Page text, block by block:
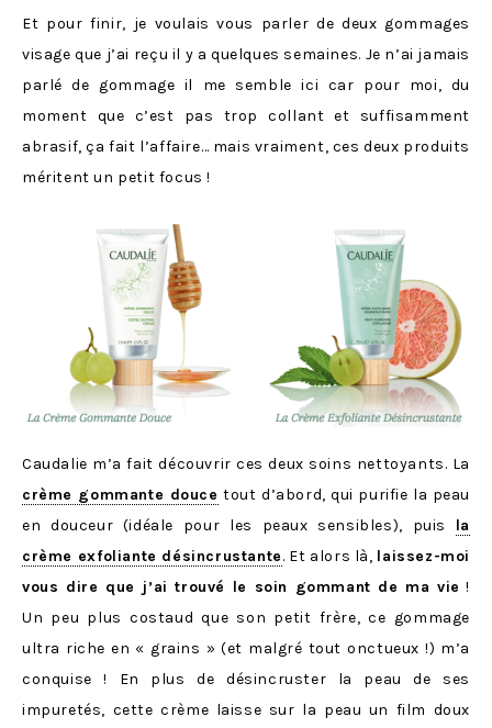
Et pour finir, je voulais vous parler de deux gommages
visage que j’ai reçu il y a quelques semaines. Je n’ai jamais
parlé de gommage il me semble ici car pour moi, du
moment que c’est pas trop collant et suffisamment
abrasif, ça fait l’affaire… mais vraiment, ces deux produits
méritent un petit focus !
Caudalie m’a fait découvrir ces deux soins nettoyants. La
crème gommante douce tout d’abord, qui purifie la peau
en douceur (idéale pour les peaux sensibles), puis la
crème exfoliante désincrustante. Et alors là, laissez-moi
vous dire que j’ai trouvé le soin gommant de ma vie !
Un peu plus costaud que son petit frère, ce gommage
ultra riche en « grains » (et malgré tout onctueux !) m’a
conquise ! En plus de désincruster la peau de ses
impuretés, cette crème laisse sur la peau un film doux